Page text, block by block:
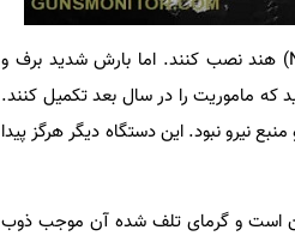
تیم مشترک آمریکا و هند قصد داشتند تا دستگاه را در کوه ناندا دوی (Nanda Devi) هند نصب کنند. اما بارش شدید برف و
که ماموریت را در سال بعد تکمیل کنند.
نیرو نبود. این دستگاه دیگر هرگز پیدا
است و گرمای تلف شده آن موجب ذوب